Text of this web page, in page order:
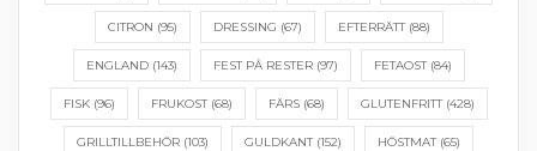
CITRON (95) DRESSING (67) EFTERRÄTT(88)
ENGLAND(143) FEST PÅ RESTER(97) FETAOST(84)
FISK(96) FRUKOST(68) FÄRS(68) GLUTENFRITT(428)
GRILLTILLBEHÖR (103) GULDKANT(152) HÖSTMAT(65)